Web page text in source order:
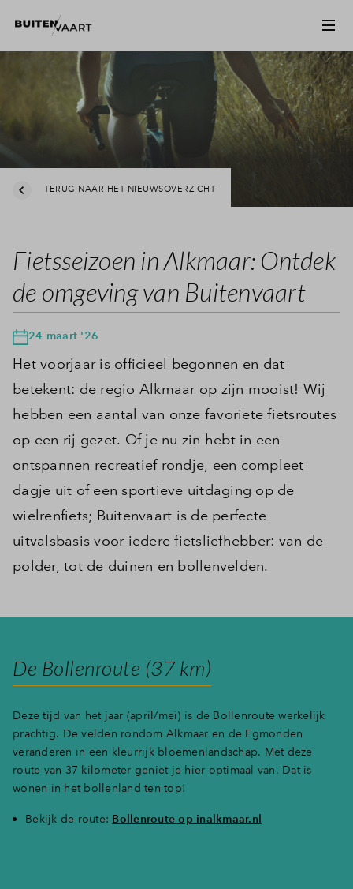
Inloggen
TERUG NAAR HET NIEUWSOVERZICHT
Fietsseizoen in Alkmaar: Ontdek
de omgeving van Buitenvaart
24 maart '26
Het voorjaar is officieel begonnen en dat
betekent: de regio Alkmaar op zijn mooist! Wij
hebben een aantal van onze favoriete fietsroutes
op een rij gezet. Of je nu zin hebt in een
ontspannen recreatief rondje, een compleet
dagje uit of een sportieve uitdaging op de
wielrenfiets; Buitenvaart is de perfecte
uitvalsbasis voor iedere fietsliefhebber: van de
polder, tot de duinen en bollenvelden.
De Bollenroute (37 km)
Deze tijd van het jaar (april/mei) is de Bollenroute werkelijk
prachtig. De velden rondom Alkmaar en de Egmonden
veranderen in een kleurrijk bloemenlandschap. Met deze
route van 37 kilometer geniet je hier optimaal van. Dat is
wonen in het bollenland ten top!
Bekijk de route: Bollenroute op inalkmaar.nl